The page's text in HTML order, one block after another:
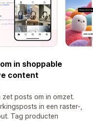
in shoppable
content
zet posts om in omzet.
in een raster-,
Tag producten